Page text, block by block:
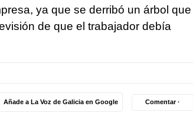
ya que se derribó un árbol que
de que el trabajador debía
Añade a La Voz de Galicia en Google Comentar ·